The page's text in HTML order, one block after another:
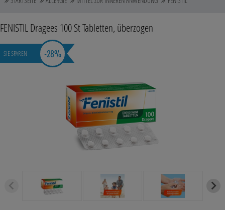
Blase, Niere & Urogenitaltrakt
Diabetes
Haut, Haare & Nägel
Herz, Kreislauf & Gefäße
Magen/Darm & Leber/Galle
Für Kinder
FENISTIL Dragees 100 StTabletten, überzogen
SIE SPAREN -28%